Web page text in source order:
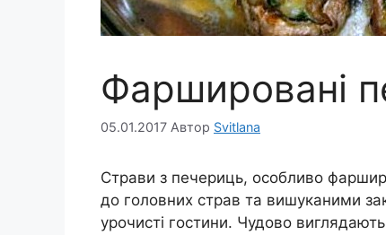
Фаршировані
05.01.2017 Автор Svitlana
Страви з печериць, особливо
до головних страв та вишуканими
урочисті гостини. Чудово